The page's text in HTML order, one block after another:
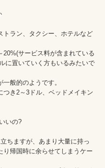
トラン、タクシー、ホテルなど
20%(サービス料が含まれている
に置いていく方もいるみたいで
般的のようです。
つき2～3ドル、ベッドメイキン
いの?
ちますが、あまり大量に持っ
帰国時に余らせてしまうケー